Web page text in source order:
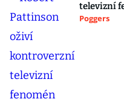
televizní
Poggers